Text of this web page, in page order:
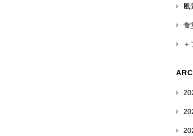
風
食
＋